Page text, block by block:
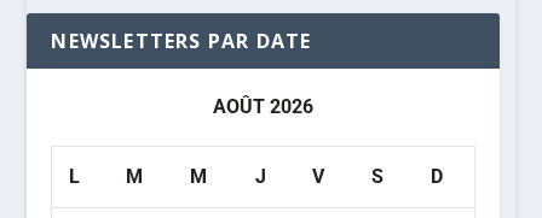
NEWSLETTERS PAR DATE
AOÛT 2026
L M M J V S D